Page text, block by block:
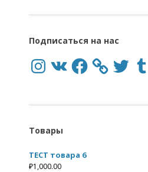
Подписаться на нас
Instagram
VK Facebook Twitter
Товары
ТЕСТ товара 6
₽1,000.00